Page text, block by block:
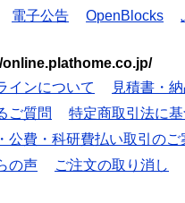
電子公告 OpenBlocks
online.plathome.co.jp/
インについて
見積書・
ご質問
特定商取引法に
公費・科研費払い取引のご
の声 ご注文の取り消し